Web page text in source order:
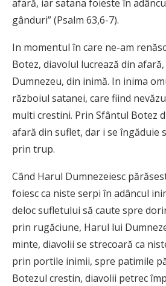
afară, iar satana foieste în
gânduri” (Psalm 63,6-7).
In momentul în care ne-am
Botez, diavolul lucrează din
Dumnezeu, din inimă. In inima
războiul satanei, care fiind
multi crestini. Prin Sfântul Botez
afară din suflet, dar i se îngăduie
prin trup.
Când Harul Dumnezeiesc
foiesc ca niste serpi în adâncul
deloc sufletului să caute spre
prin rugăciune, Harul lui
minte, diavolii se strecoară ca
prin portile inimii, spre patimile
Botezul crestin, diavolii petrec